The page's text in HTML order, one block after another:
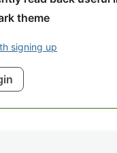
theme
signing up